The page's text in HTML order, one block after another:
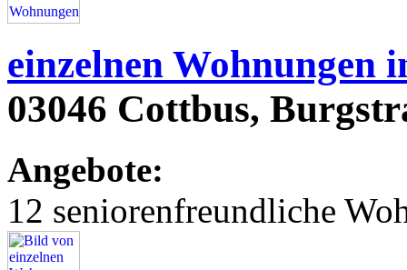
einzelnen Wohnungen
03046 Cottbus,
Angebote:
12 seniorenfreundliche